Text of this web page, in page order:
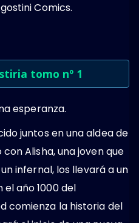
Comics.
tomo nº 1
esperanza.
juntos en una aldea de
Alisha, una joven que
infernal, los llevará a un
el año 1000 del
comienza la historia del